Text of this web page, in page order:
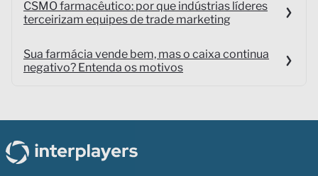
CSMO farmacêutico: por que indústrias líderes
terceirizam equipes de trade marketing
Sua farmácia vende bem, mas o caixa continua
negativo? Entenda os motivos